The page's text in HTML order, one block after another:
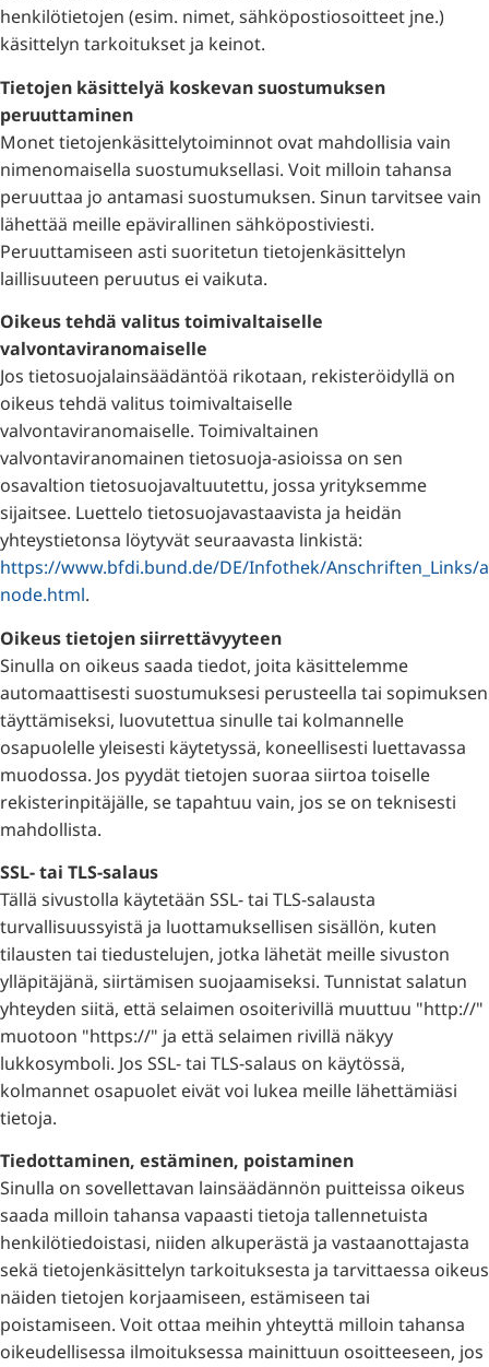
henkilötietojen (esim. nimet, sähköpostiosoitteet jne.)
käsittelyn tarkoitukset ja keinot.
Tietojen käsittelyä koskevan suostumuksen
peruuttaminen
Monet tietojenkäsittelytoiminnot ovat mahdollisia vain
nimenomaisella suostumuksellasi. Voit milloin tahansa
peruuttaa jo antamasi suostumuksen. Sinun tarvitsee vain
lähettää meille epävirallinen sähköpostiviesti.
Peruuttamiseen asti suoritetun tietojenkäsittelyn
laillisuuteen peruutus ei vaikuta.
Oikeus tehdä valitus toimivaltaiselle
valvontaviranomaiselle
Jos tietosuojalainsäädäntöä rikotaan, rekisteröidyllä on
oikeus tehdä valitus toimivaltaiselle
valvontaviranomaiselle. Toimivaltainen
valvontaviranomainen tietosuoja-asioissa on sen
osavaltion tietosuojavaltuutettu, jossa yrityksemme
sijaitsee. Luettelo tietosuojavastaavista ja heidän
yhteystietonsa löytyvät seuraavasta linkistä:
https://www.bfdi.bund.de/DE/Infothek/Anschriften_Links/
node.html.
Oikeus tietojen siirrettävyyteen
Sinulla on oikeus saada tiedot, joita käsittelemme
automaattisesti suostumuksesi perusteella tai sopimuksen
täyttämiseksi, luovutettua sinulle tai kolmannelle
osapuolelle yleisesti käytetyssä, koneellisesti luettavassa
muodossa. Jos pyydät tietojen suoraa siirtoa toiselle
rekisterinpitäjälle, se tapahtuu vain, jos se on teknisesti
mahdollista.
SSL- tai TLS-salaus
Tällä sivustolla käytetään SSL- tai TLS-salausta
turvallisuussyistä ja luottamuksellisen sisällön, kuten
tilausten tai tiedustelujen, jotka lähetät meille sivuston
ylläpitäjänä, siirtämisen suojaamiseksi. Tunnistat salatun
yhteyden siitä, että selaimen osoiterivillä muuttuu "http://"
muotoon "https://" ja että selaimen rivillä näkyy
lukkosymboli. Jos SSL- tai TLS-salaus on käytössä,
kolmannet osapuolet eivät voi lukea meille lähettämiäsi
tietoja.
Tiedottaminen, estäminen, poistaminen
Sinulla on sovellettavan lainsäädännön puitteissa oikeus
saada milloin tahansa vapaasti tietoja tallennetuista
henkilötiedoistasi, niiden alkuperästä ja vastaanottajasta
sekä tietojenkäsittelyn tarkoituksesta ja tarvittaessa oikeus
näiden tietojen korjaamiseen, estämiseen tai
poistamiseen. Voit ottaa meihin yhteyttä milloin tahansa
oikeudellisessa ilmoituksessa mainittuun osoitteeseen, jos